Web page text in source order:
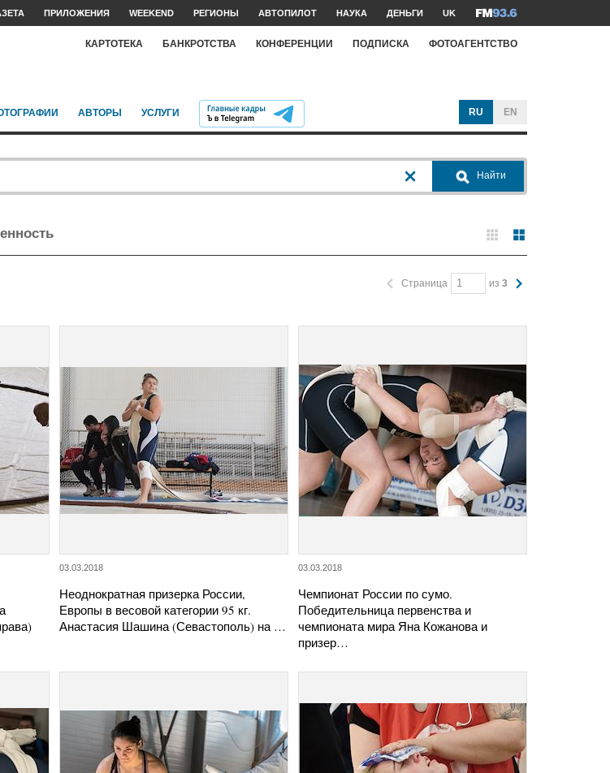
ПРИЛОЖЕНИЯ WEEKEND РЕГИОНЫ АВТОПИЛОТ НАУКА ДЕНЬГИ UK
КАРТОТЕКА БАНКРОТСТВА КОНФЕРЕНЦИИ ПОДПИСКА ФОТОАГЕНТСТВО
АВТОРЫ УСЛУГИ RU EN
Найти
Страница из 3
03.03.2018
Неоднократная призерка России,
Европы в весовой категории 95 кг.
Анастасия Шашина (Севастополь) на …
03.03.2018
Чемпионат России по сумо.
Победительница первенства и
чемпионата мира Яна Кожанова и
призер…